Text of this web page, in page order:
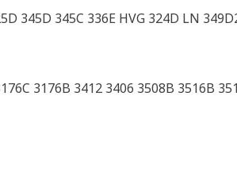
345D 345C 336E HVG 324D LN
3176B 3412 3406 3508B 3516B